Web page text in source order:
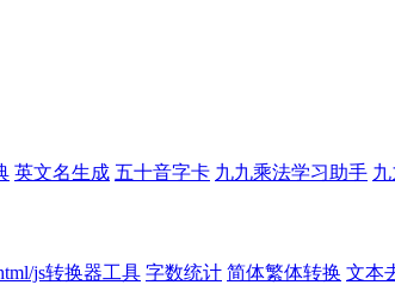
英文名生成 五十音字卡 九九乘法学习助手
js转换器工具 字数统计 简体繁体转换 文本